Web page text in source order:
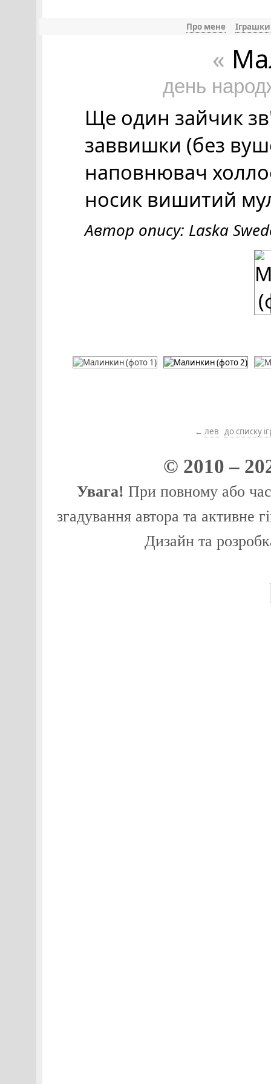
Про мене Іграшки
«
день
Ще один зайчик
заввишки (без
наповнювач
носик вишитий
Автор опису: Laska
← лев до списку
© 2010 –
Увага! При повному або
згадування автора та активне
Дизайн та